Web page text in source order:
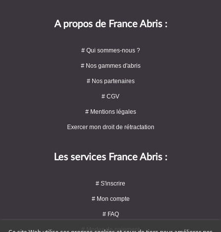
A propos de France Abris :
# Qui sommes-nous ?
# Nos gammes d'abris
# Nos partenaires
# CGV
# Mentions légales
Exercer mon droit de rétractation
Les services France Abris :
# S'inscrire
# Mon compte
# FAQ
# Modes de paiement